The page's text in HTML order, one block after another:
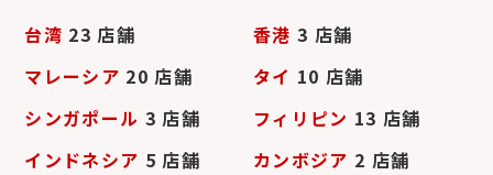
台湾 23 店舗 香港 3 店舗
マレーシア 20 店舗 タイ 10 店舗
シンガポール 3 店舗 フィリピン 13 店舗
インドネシア 5 店舗 カンボジア 2 店舗